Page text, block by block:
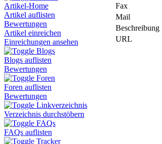
Artikel-Home
Artikel auflisten
Bewertungen
Artikel einreichen
Einreichungen ansehen
Blogs
Blogs auflisten
Bewertungen
Foren
Foren auflisten
Bewertungen
Linkverzeichnis
Verzeichnis durchstöbern
FAQs
FAQs auflisten
Tracker
Fax
Mail
Beschreibung
URL